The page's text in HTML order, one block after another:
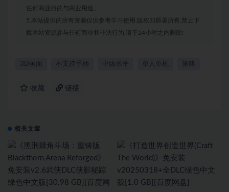
任何商业目的与商业用途。
5.本站提供的所有资源仅供参考学习使用,版权归原著所有,禁止下
载本站资源参与任何商业和非法行为,请于24小时之内删除!
3D画面 不支持手柄 中级水平 单人单机 策略
收藏 链接
相关文章